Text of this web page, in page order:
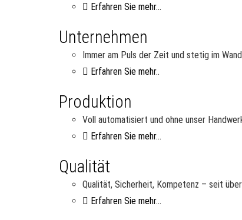
Erfahren Sie mehr...
Unternehmen
Immer am Puls der Zeit und stetig im
Erfahren Sie mehr..
Produktion
Voll automatisiert und ohne unser
Erfahren Sie mehr...
Qualität
Qualität, Sicherheit, Kompetenz – seit
Erfahren Sie mehr...